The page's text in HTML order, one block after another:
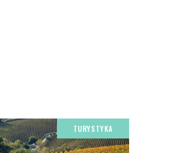
TURYSTYKA